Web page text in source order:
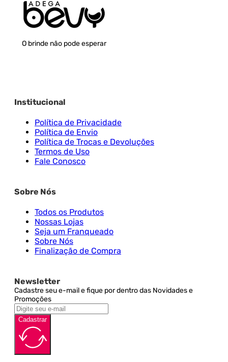
O brinde não pode esperar
Institucional
Política de Privacidade
Política de Envio
Política de Trocas e Devoluções
Termos de Uso
Fale Conosco
Sobre Nós
Todos os Produtos
Nossas Lojas
Seja um Franqueado
Sobre Nós
Finalização de Compra
Newsletter
Cadastre seu e-mail e fique por dentro das Novidades e
Promoções
Cadastrar